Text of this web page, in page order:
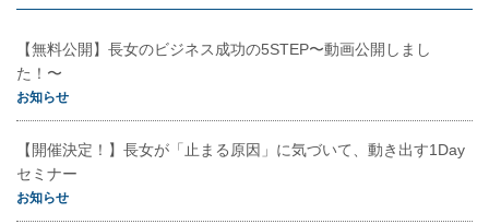
【無料公開】長女のビジネス成功の5STEP〜動画公開しまし
た！〜
お知らせ
【開催決定！】長女が「止まる原因」に気づいて、動き出す1Day
セミナー
お知らせ